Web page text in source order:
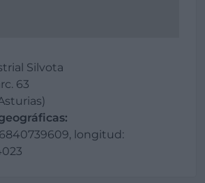
Silvota
63
longitud: